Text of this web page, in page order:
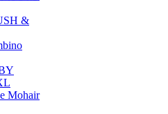
&
Mohair